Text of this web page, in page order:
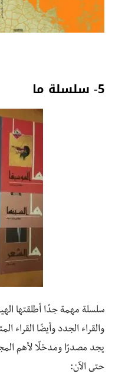
5- سلسلة ما
سلسلة مهمة جدًا أطلقتها
والقراء الجدد وأيضًا
يجد مصدرًا ومدخلًا لأهم
حتى الآن: